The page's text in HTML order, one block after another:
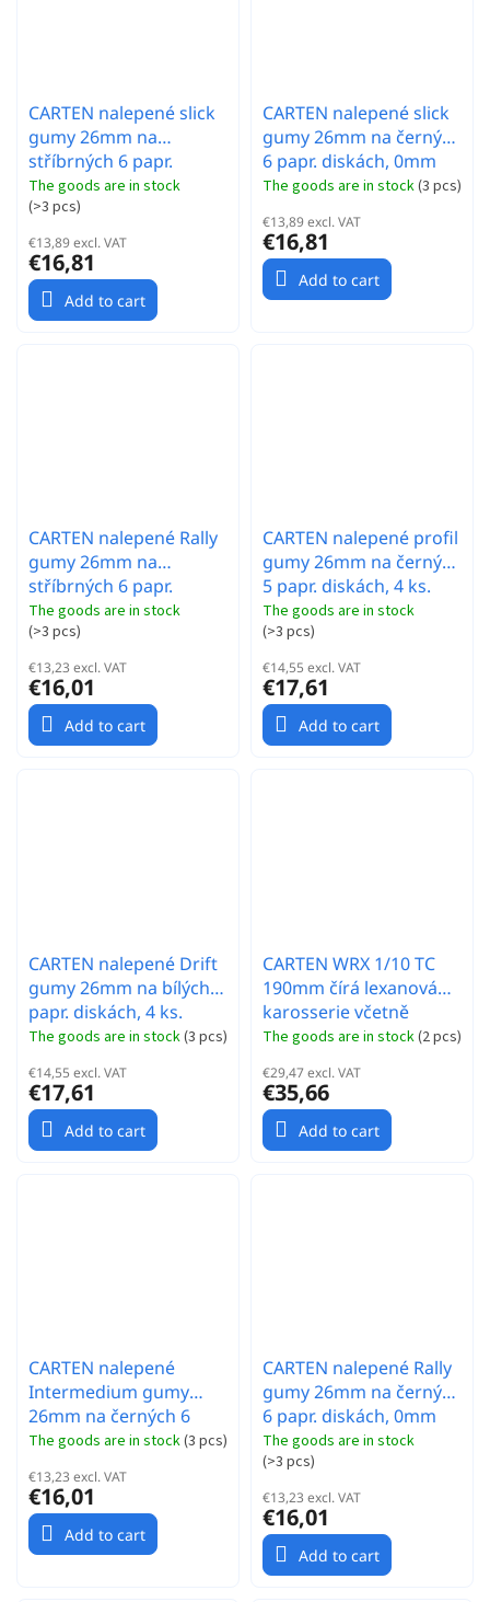
CARTEN nalepené slick
gumy 26mm na
stříbrných 6 papr.
diskách, 0mm OFFset, 4
ks.
The goods are in stock
(>3 pcs)
€13,89 excl. VAT
€16,81
Add to cart
CARTEN nalepené slick
gumy 26mm na černých
6 papr. diskách, 0mm
OFFset, 4 ks.
The goods are in stock(3 pcs)
€13,89 excl. VAT
€16,81
Add to cart
CARTEN nalepené Rally
gumy 26mm na
stříbrných 6 papr.
diskách, 0mm OFFset, 4
ks.
The goods are in stock
(>3 pcs)
€13,23 excl. VAT
€16,01
Add to cart
CARTEN nalepené profil
gumy 26mm na černých
5 papr. diskách, 4 ks.
The goods are in stock
(>3 pcs)
€14,55 excl. VAT
€17,61
Add to cart
CARTEN nalepené Drift
gumy 26mm na bílých 5
papr. diskách, 4 ks.
The goods are in stock(3 pcs)
€14,55 excl. VAT
€17,61
Add to cart
CARTEN WRX 1/10 TC
190mm čírá lexanová
karosserie včetně
světelných parabol
The goods are in stock(2 pcs)
€29,47 excl. VAT
€35,66
Add to cart
CARTEN nalepené
Intermedium gumy
26mm na černých 6
papr. diskách, 0mm
The goods are in stock(3 pcs)
€13,23 excl. VAT
€16,01
Add to cart
CARTEN nalepené Rally
gumy 26mm na černých
6 papr. diskách, 0mm
OFFset, 4 ks.
The goods are in stock
(>3 pcs)
€13,23 excl. VAT
€16,01
Add to cart